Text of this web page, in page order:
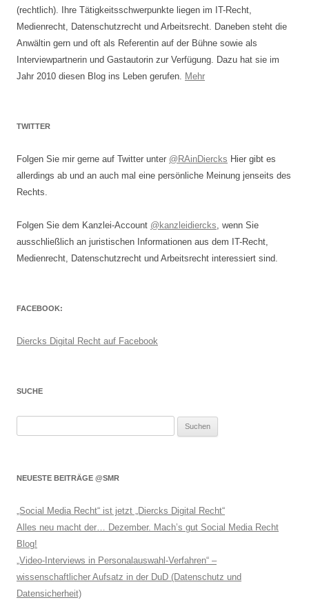
(rechtlich). Ihre Tätigkeitsschwerpunkte liegen im IT-Recht,
Medienrecht, Datenschutzrecht und Arbeitsrecht. Daneben steht die
Anwältin gern und oft als Referentin auf der Bühne sowie als
Interviewpartnerin und Gastautorin zur Verfügung. Dazu hat sie im
Jahr 2010 diesen Blog ins Leben gerufen. Mehr
TWITTER
Folgen Sie mir gerne auf Twitter unter @RAinDiercks Hier gibt es
allerdings ab und an auch mal eine persönliche Meinung jenseits des
Rechts.
Folgen Sie dem Kanzlei-Account @kanzleidiercks, wenn Sie
ausschließlich an juristischen Informationen aus dem IT-Recht,
Medienrecht, Datenschutzrecht und Arbeitsrecht interessiert sind.
FACEBOOK:
Diercks Digital Recht auf Facebook
SUCHE
NEUESTE BEITRÄGE @SMR
„Social Media Recht“ ist jetzt „Diercks Digital Recht“
Alles neu macht der… Dezember. Mach’s gut Social Media Recht
Blog!
„Video-Interviews in Personalauswahl-Verfahren“ –
wissenschaftlicher Aufsatz in der DuD (Datenschutz und
Datensicherheit)